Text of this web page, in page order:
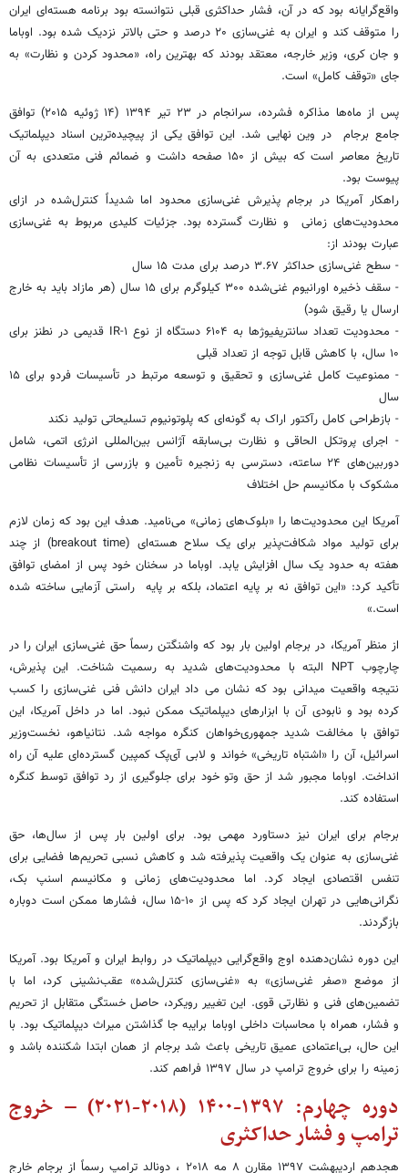
واقع‌گرایانه بود که در آن، فشار حداکثری قبلی نتوانسته بود برنامه هسته‌ای ایران
را متوقف کند و ایران به غنی‌سازی ۲۰ درصد و حتی بالاتر نزدیک شده بود. اوباما
و جان کری، وزیر خارجه، معتقد بودند که بهترین راه، «محدود کردن و نظارت» به
جای «توقف کامل» است.
پس از ماه‌ها مذاکره فشرده، سرانجام در ۲۳ تیر ۱۳۹۴ (۱۴ ژوئیه ۲۰۱۵) توافق
جامع برجام در وین نهایی شد. این توافق یکی از پیچیده‌ترین اسناد دیپلماتیک
تاریخ معاصر است که بیش از ۱۵۰ صفحه داشت و ضمائم فنی متعددی به آن
پیوست بود.
راهکار آمریکا در برجام پذیرش غنی‌سازی محدود اما شدیداً کنترل‌شده در ازای
محدودیت‌های زمانی و نظارت گسترده بود. جزئیات کلیدی مربوط به غنی‌سازی
عبارت بودند از:
- سطح غنی‌سازی حداکثر ۳.۶۷ درصد برای مدت ۱۵ سال
- سقف ذخیره اورانیوم غنی‌شده ۳۰۰ کیلوگرم برای ۱۵ سال (هر مازاد باید به خارج
ارسال یا رقیق شود)
- محدودیت تعداد سانتریفیوژها به ۶۱۰۴ دستگاه از نوع IR-۱ قدیمی در نطنز برای
۱۰ سال، با کاهش قابل توجه از تعداد قبلی
- ممنوعیت کامل غنی‌سازی و تحقیق و توسعه مرتبط در تأسیسات فردو برای ۱۵
سال
- بازطراحی کامل رآکتور اراک به گونه‌ای که پلوتونیوم تسلیحاتی تولید نکند
- اجرای پروتکل الحاقی و نظارت بی‌سابقه آژانس بین‌المللی انرژی اتمی، شامل
دوربین‌های ۲۴ ساعته، دسترسی به زنجیره تأمین و بازرسی از تأسیسات نظامی
مشکوک با مکانیسم حل اختلاف
آمریکا این محدودیت‌ها را «بلوک‌های زمانی» می‌نامید. هدف این بود که زمان لازم
برای تولید مواد شکافت‌پذیر برای یک سلاح هسته‌ای (breakout time) از چند
هفته به حدود یک سال افزایش یابد. اوباما در سخنان خود پس از امضای توافق
تأکید کرد: «این توافق نه بر پایه اعتماد، بلکه بر پایه راستی آزمایی ساخته شده
است.»
از منظر آمریکا، در برجام اولین بار بود که واشنگتن رسماً حق غنی‌سازی ایران را در
چارچوب NPT البته با محدودیت‌های شدید به رسمیت شناخت. این پذیرش،
نتیجه واقعیت میدانی بود که نشان می داد ایران دانش فنی غنی‌سازی را کسب
کرده بود و نابودی آن با ابزارهای دیپلماتیک ممکن نبود. اما در داخل آمریکا، این
توافق با مخالفت شدید جمهوری‌خواهان کنگره مواجه شد. نتانیاهو، نخست‌وزیر
اسرائیل، آن را «اشتباه تاریخی» خواند و لابی آی‌پک کمپین گسترده‌ای علیه آن راه
انداخت. اوباما مجبور شد از حق وتو خود برای جلوگیری از رد توافق توسط کنگره
استفاده کند.
برجام برای ایران نیز دستاورد مهمی بود. برای اولین بار پس از سال‌ها، حق
غنی‌سازی به عنوان یک واقعیت پذیرفته شد و کاهش نسبی تحریم‌ها فضایی برای
تنفس اقتصادی ایجاد کرد. اما محدودیت‌های زمانی و مکانیسم اسنپ بک،
نگرانی‌هایی در تهران ایجاد کرد که پس از ۱۰-۱۵ سال، فشارها ممکن است دوباره
بازگردند.
این دوره نشان‌دهنده اوج واقع‌گرایی دیپلماتیک در روابط ایران و آمریکا بود. آمریکا
از موضع «صفر غنی‌سازی» به «غنی‌سازی کنترل‌شده» عقب‌نشینی کرد، اما با
تضمین‌های فنی و نظارتی قوی. این تغییر رویکرد، حاصل خستگی متقابل از تحریم
و فشار، همراه با محاسبات داخلی اوباما برایبه جا گذاشتن میراث دیپلماتیک بود. با
این حال، بی‌اعتمادی عمیق تاریخی باعث شد برجام از همان ابتدا شکننده باشد و
زمینه را برای خروج ترامپ در سال ۱۳۹۷ فراهم کند.
دوره چهارم: ۱۳۹۷-۱۴۰۰ (۲۰۱۸-۲۰۲۱) – خروج
ترامپ و فشار حداکثری
هجدهم اردیبهشت ۱۳۹۷ مقارن ۸ مه ۲۰۱۸ ، دونالد ترامپ رسماً از برجام خارج